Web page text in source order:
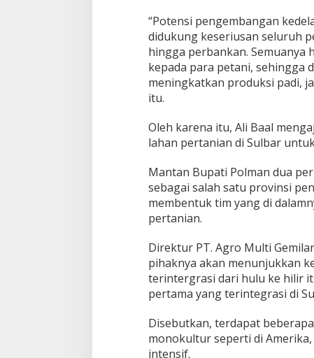
“Potensi pengembangan
didukung keseriusan seluruh
hingga perbankan.
kepada para petani, sehingga
meningkatkan produksi padi,
itu.
Oleh karena itu, Ali Baal
lahan pertanian di Sulbar
Mantan Bupati Polman dua
sebagai salah satu provinsi
membentuk tim yang di
pertanian.
Direktur PT. Agro Multi
pihaknya akan menunjukkan
terintergrasi dari hulu ke hilir
pertama yang terintegrasi di
Disebutkan, terdapat
monokultur seperti di
intensif.